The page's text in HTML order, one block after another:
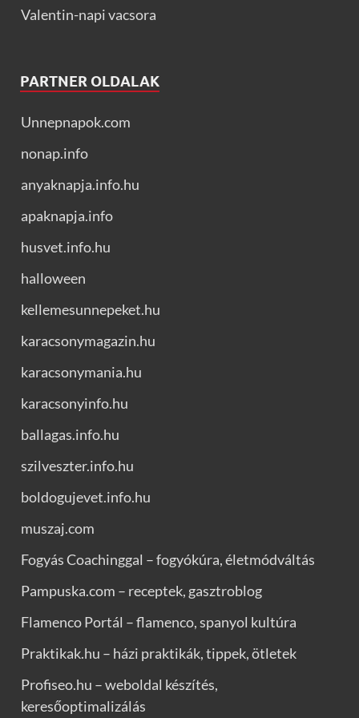
Valentin-napi vacsora
PARTNER OLDALAK
Unnepnapok.com
nonap.info
anyaknapja.info.hu
apaknapja.info
husvet.info.hu
halloween
kellemesunnepeket.hu
karacsonymagazin.hu
karacsonymania.hu
karacsonyinfo.hu
ballagas.info.hu
szilveszter.info.hu
boldogujevet.info.hu
muszaj.com
Fogyás Coachinggal – fogyókúra, életmódváltás
Pampuska.com – receptek, gasztroblog
Flamenco Portál – flamenco, spanyol kultúra
Praktikak.hu – házi praktikák, tippek, ötletek
Profiseo.hu – weboldal készítés,
keresőoptimalizálás